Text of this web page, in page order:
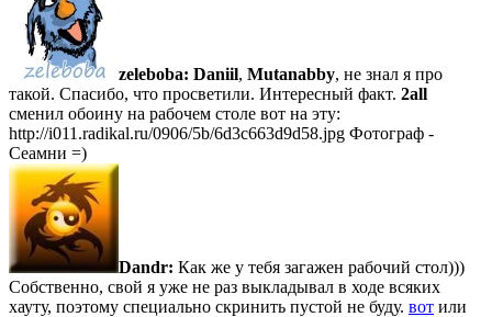
zeleboba: Daniil, Mutanabby, не знал я про
такой. Спасибо, что просветили. Интересный факт. 2all
сменил обоину на рабочем столе вот на эту:
http://i011.radikal.ru/0906/5b/6d3c663d9d58.jpg Фотограф -
Сеамни =)
Dandr: Как же у тебя загажен рабочий стол)))
Собственно, свой я уже не раз выкладывал в ходе всяких
хауту, поэтому специально скринить пустой не буду. вот или